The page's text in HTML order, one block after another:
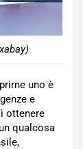
uno è
e
ottenere
qualcosa